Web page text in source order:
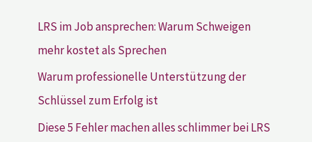
LRS im Job ansprechen: Warum Schweigen
mehr kostet als Sprechen
Warum professionelle Unterstützung der
Schlüssel zum Erfolg ist
Diese 5 Fehler machen alles schlimmer bei LRS